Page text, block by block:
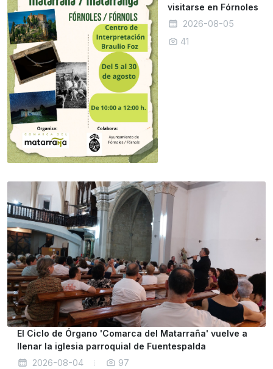
visitarse en Fórnoles
2026-08-05
41
El Ciclo de Órgano 'Comarca del Matarraña' vuelve a
llenar la iglesia parroquial de Fuentespalda
2026-08-04
97